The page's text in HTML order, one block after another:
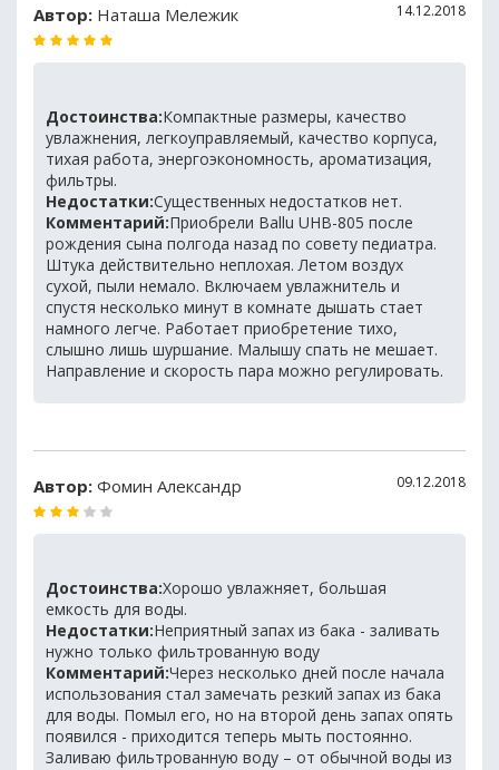
Автор: Наташа Мележик 14.12.2018
Достоинства:Компактные размеры, качество
увлажнения, легкоуправляемый, качество корпуса,
тихая работа, энергоэкономность, ароматизация,
фильтры.
Недостатки:Существенных недостатков нет.
Комментарий:Приобрели Ballu UHB-805 после
рождения сына полгода назад по совету педиатра.
Штука действительно неплохая. Летом воздух
сухой, пыли немало. Включаем увлажнитель и
спустя несколько минут в комнате дышать стает
намного легче. Работает приобретение тихо,
слышно лишь шуршание. Малышу спать не мешает.
Направление и скорость пара можно регулировать.
Автор: Фомин Александр 09.12.2018
Достоинства:Хорошо увлажняет, большая
емкость для воды.
Недостатки:Неприятный запах из бака - заливать
нужно только фильтрованную воду
Комментарий:Через несколько дней после начала
использования стал замечать резкий запах из бака
для воды. Помыл его, но на второй день запах опять
появился - приходится теперь мыть постоянно.
Заливаю фильтрованную воду – от обычной воды из